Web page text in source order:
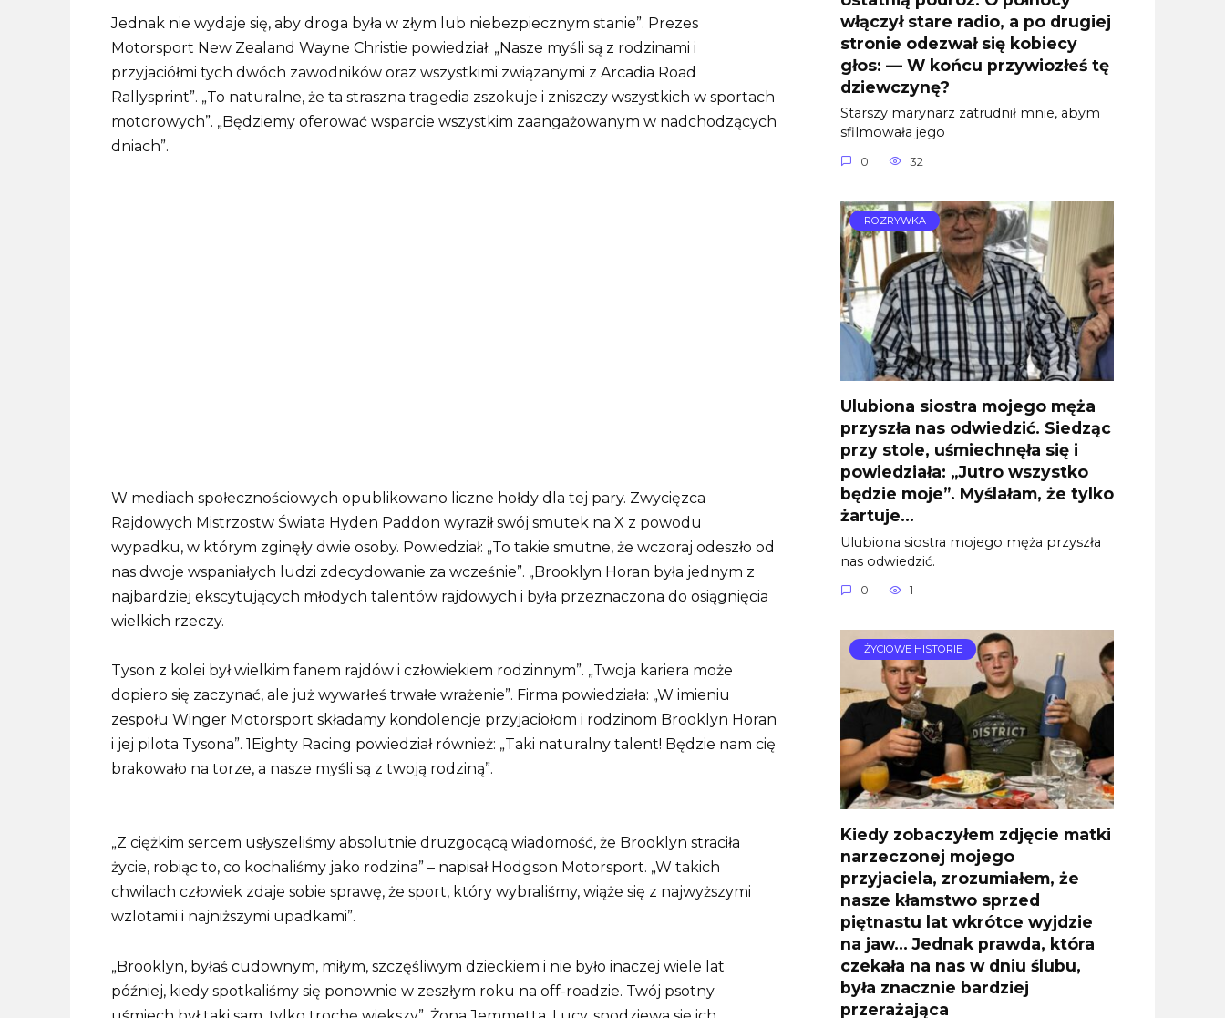
Jednak nie wydaje się, aby droga była w złym lub niebezpiecznym stanie”. Prezes
Motorsport New Zealand Wayne Christie powiedział: „Nasze myśli są z rodzinami i
przyjaciółmi tych dwóch zawodników oraz wszystkimi związanymi z Arcadia Road
Rallysprint”. „To naturalne, że ta straszna tragedia zszokuje i zniszczy wszystkich w sportach
motorowych”. „Będziemy oferować wsparcie wszystkim zaangażowanym w nadchodzących
dniach”.
W mediach społecznościowych opublikowano liczne hołdy dla tej pary. Zwycięzca
Rajdowych Mistrzostw Świata Hyden Paddon wyraził swój smutek na X z powodu
wypadku, w którym zginęły dwie osoby. Powiedział: „To takie smutne, że wczoraj odeszło od
nas dwoje wspaniałych ludzi zdecydowanie za wcześnie”. „Brooklyn Horan była jednym z
najbardziej ekscytujących młodych talentów rajdowych i była przeznaczona do osiągnięcia
wielkich rzeczy.
Tyson z kolei był wielkim fanem rajdów i człowiekiem rodzinnym”. „Twoja kariera może
dopiero się zaczynać, ale już wywarłeś trwałe wrażenie”. Firma powiedziała: „W imieniu
zespołu Winger Motorsport składamy kondolencje przyjaciołom i rodzinom Brooklyn Horan
i jej pilota Tysona”. 1Eighty Racing powiedział również: „Taki naturalny talent! Będzie nam cię
brakowało na torze, a nasze myśli są z twoją rodziną”.
„Z ciężkim sercem usłyszeliśmy absolutnie druzgocącą wiadomość, że Brooklyn straciła
życie, robiąc to, co kochaliśmy jako rodzina” – napisał Hodgson Motorsport. „W takich
chwilach człowiek zdaje sobie sprawę, że sport, który wybraliśmy, wiąże się z najwyższymi
wzlotami i najniższymi upadkami”.
„Brooklyn, byłaś cudownym, miłym, szczęśliwym dzieckiem i nie było inaczej wiele lat
później, kiedy spotkaliśmy się ponownie w zeszłym roku na off-roadzie. Twój psotny
włączył stare radio, a po drugiej
stronie odezwał się kobiecy
głos: — W końcu przywiozłeś tę
dziewczynę?
Starszy marynarz zatrudnił mnie, abym
sfilmowała jego
0 32
ROZRYWKA
Ulubiona siostra mojego męża
przyszła nas odwiedzić. Siedząc
przy stole, uśmiechnęła się i
powiedziała: „Jutro wszystko
będzie moje”. Myślałam, że tylko
żartuje…
Ulubiona siostra mojego męża przyszła
nas odwiedzić.
0 1
ŻYCIOWE HISTORIE
Kiedy zobaczyłem zdjęcie matki
narzeczonej mojego
przyjaciela, zrozumiałem, że
nasze kłamstwo sprzed
piętnastu lat wkrótce wyjdzie
na jaw… Jednak prawda, która
czekała na nas w dniu ślubu,
była znacznie bardziej
przerażająca